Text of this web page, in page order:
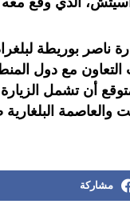
ناصر بوريطة
مع دول
أن تشمل
والعاصمة البلغارية
مشاركة